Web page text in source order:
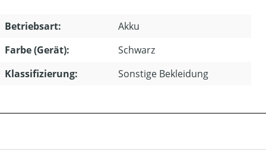
Betriebsart:
Akku
Farbe (Gerät):
Schwarz
Klassifizierung:
Sonstige Bekleidung